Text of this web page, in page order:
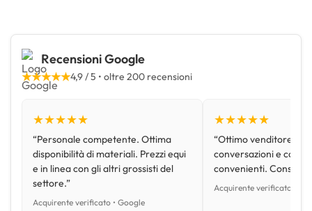
Recensioni Google
★★★★★4,9 / 5 • oltre 200 recensioni
★★★★★
“Personale competente. Ottima
disponibilità di materiali. Prezzi equi
e in linea con gli altri grossisti del
settore.”
Acquirente verificato • Google
★★★★★
“Ottimo venditore,
conversazioni e con
convenienti.
Acquirente verificato •